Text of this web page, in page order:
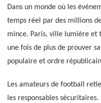
Dans un monde où les
temps réel par des millions
mince. Paris, ville lumière et
une fois de plus de prouver
populaire et ordre
Les amateurs de football
les responsables